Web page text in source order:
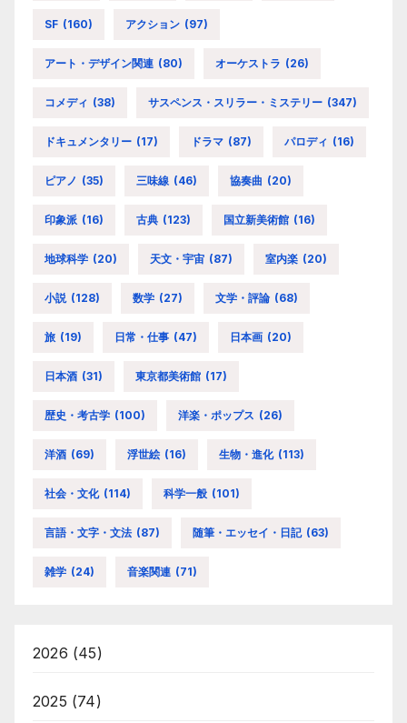
SF (160) アクション (97)
アート・デザイン関連 (80) オーケストラ (26)
コメディ (38) サスペンス・スリラー・ミステリー (347)
ドキュメンタリー (17) ドラマ (87) パロディ (16)
ピアノ (35) 三味線 (46) 協奏曲 (20)
印象派 (16) 古典 (123) 国立新美術館 (16)
地球科学 (20) 天文・宇宙 (87) 室内楽 (20)
小説 (128) 数学 (27) 文学・評論 (68)
旅 (19) 日常・仕事 (47) 日本画 (20)
日本酒 (31) 東京都美術館 (17)
歴史・考古学 (100) 洋楽・ポップス (26)
洋酒 (69) 浮世絵 (16) 生物・進化 (113)
社会・文化 (114) 科学一般 (101)
言語・文字・文法 (87) 随筆・エッセイ・日記 (63)
雑学 (24) 音楽関連 (71)
2026 (45)
2025 (74)